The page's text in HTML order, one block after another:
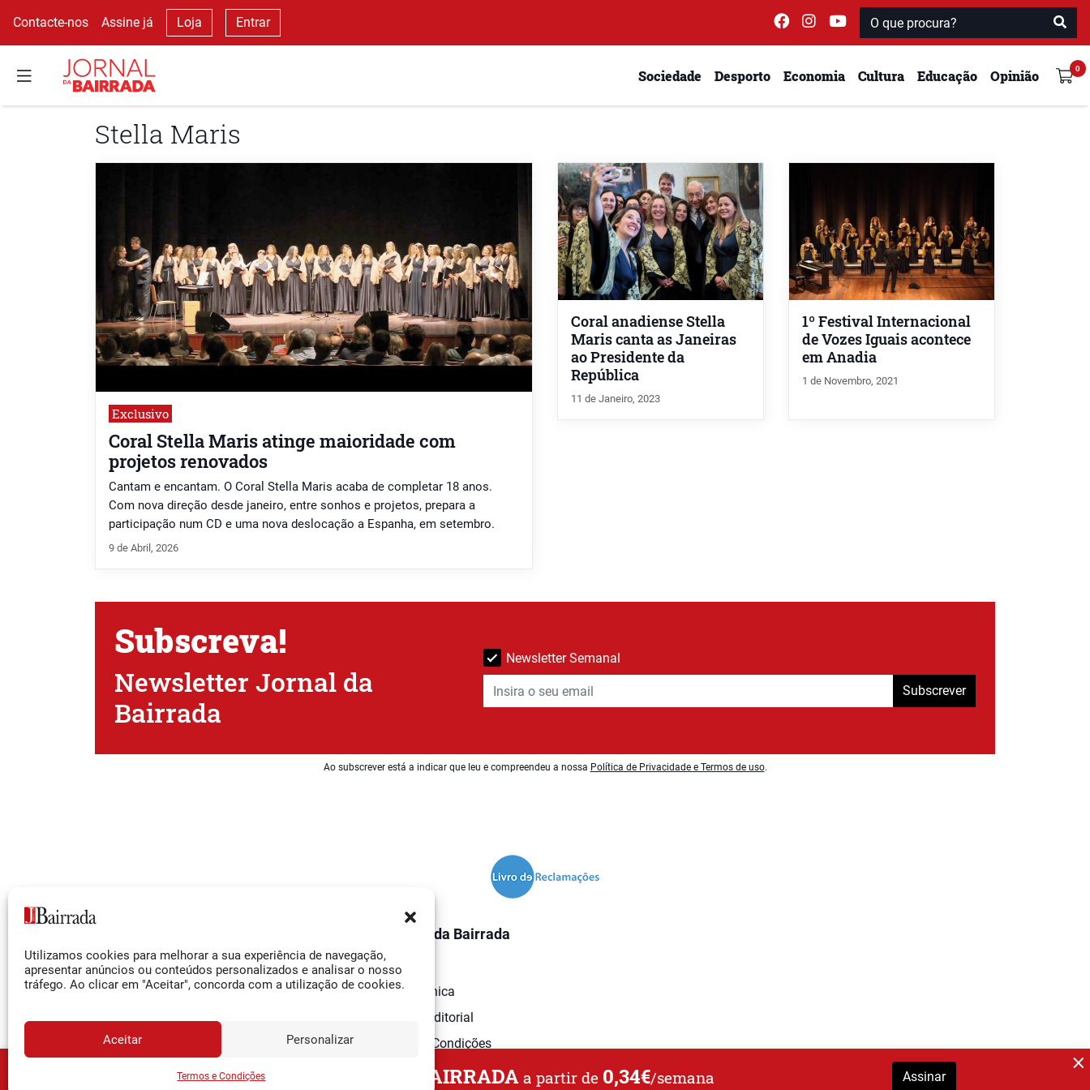
Utilizamos cookies para melhorar a sua experiência de navegação,
apresentar anúncios ou conteúdos personalizados e analisar o nosso
tráfego. Ao clicar em "Aceitar", concorda com a utilização de cookies.
Aceitar Personalizar
Termos e Condições
Contacte-nos Assine já Loja Entrar
Sociedade Desporto Economia Cultura Educação Opinião
Stella Maris
Exclusivo
Coral Stella Maris atinge maioridade com
projetos renovados
Cantam e encantam. O Coral Stella Maris acaba de completar 18 anos.
Com nova direção desde janeiro, entre sonhos e projetos, prepara a
participação num CD e uma nova deslocação a Espanha, em setembro.
9 de Abril, 2026
Coral anadiense Stella
Maris canta as Janeiras
ao Presidente da
República
11 de Janeiro, 2023
1º Festival Internacional
de Vozes Iguais acontece
em Anadia
1 de Novembro, 2021
Subscreva!
Newsletter Jornal da
Bairrada
Newsletter Semanal
Subscrever
Ao subscrever está a indicar que leu e compreendeu a nossa Política de Privacidade e Termos de uso.
Assine o JORNAL DA BAIRRADA a partir de 0,34€/semana Assinar
Facebook
Instagram
YouTube
O Jornal da Bairrada
Contactos
Ficha Técnica
Estatuto Editorial
Termos e Condições
© 2026 Jornal da Bairrada